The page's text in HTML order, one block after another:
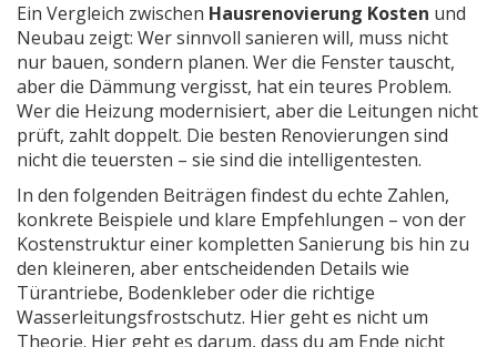
Ein Vergleich zwischen Hausrenovierung Kosten und
Neubau zeigt: Wer sinnvoll sanieren will, muss nicht
nur bauen, sondern planen. Wer die Fenster tauscht,
aber die Dämmung vergisst, hat ein teures Problem.
Wer die Heizung modernisiert, aber die Leitungen nicht
prüft, zahlt doppelt. Die besten Renovierungen sind
nicht die teuersten – sie sind die intelligentesten.
In den folgenden Beiträgen findest du echte Zahlen,
konkrete Beispiele und klare Empfehlungen – von der
Kostenstruktur einer kompletten Sanierung bis hin zu
den kleineren, aber entscheidenden Details wie
Türantriebe, Bodenkleber oder die richtige
Wasserleitungsfrostschutz. Hier geht es nicht um
Theorie. Hier geht es darum, dass du am Ende nicht